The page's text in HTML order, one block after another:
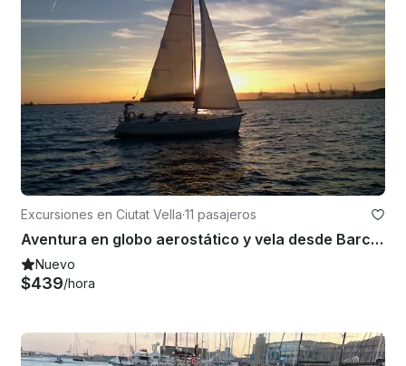
Excursiones en Ciutat Vella·11 pasajeros
Aventura en globo aerostático y vela desde Barcelona
Nuevo
$439/hora